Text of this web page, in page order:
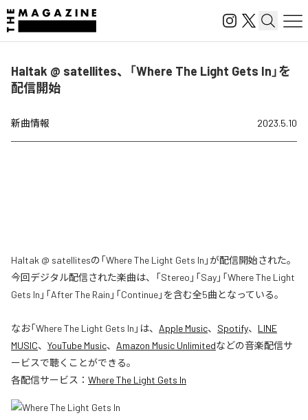
Haltak @ satellites、「Where The Light Gets In」を
配信開始
新曲情報 2023.5.10
Haltak @ satellitesの「Where The Light Gets In」が配信開始された。
今回デジタル配信された楽曲は、「Stereo」「Say」「Where The Light
Gets In」「After The Rain」「Continue」を含む全5曲となっている。
なお「Where The Light Gets In 」は、 Apple Music、 Spotify、 LINE
MUSIC、 YouTube Music、 Amazon Music Unlimitedなどの音楽配信サ
ービスで聴くことができる。
各配信サービス： Where The Light Gets In